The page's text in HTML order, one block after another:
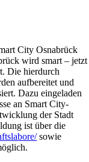
City Osnabrück
wird smart – jetzt
Die hierdurch
aufbereitet und
Dazu eingeladen
an Smart City-
der Stadt
ist über die
sowie